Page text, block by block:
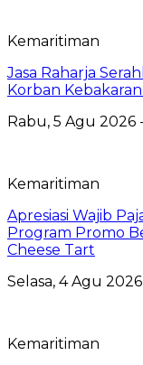
Kemaritiman
Jasa Raharja
Korban
Rabu, 5 Agu 2026
Kemaritiman
Apresiasi Wajib
Program Promo
Cheese Tart
Selasa, 4 Agu
Kemaritiman